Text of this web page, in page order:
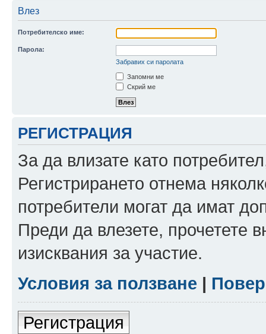
Влез
Потребителско име:
Парола:
Забравих си паролата
Запомни ме
Скрий ме
РЕГИСТРАЦИЯ
За да влизате като
Регистрирането отнема
потребители могат да имат
Преди да влезете, прочетете
изисквания за участие.
Условия за ползване |
Регистрация